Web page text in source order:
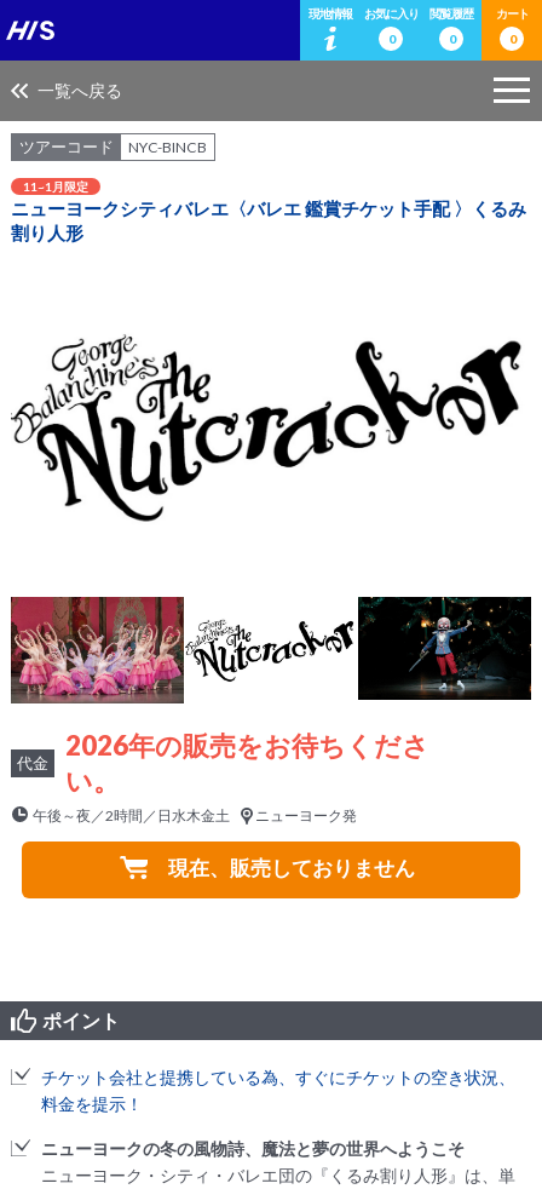
現地情報
お気に入り
0
閲覧履歴
0
カート
0
一覧へ戻る
ツアーコード NYC-BINCB
11~1月限定
ニューヨークシティバレエ〈バレエ 鑑賞チケット手配 〉くるみ
割り人形
代金
2026年の販売をお待ちくださ
い。
午後～夜／2時間／日水木金土 ニューヨーク発
現在、販売しておりません
ポイント
チケット会社と提携している為、すぐにチケットの空き状況、
料金を提示！
ニューヨークの冬の風物詩、魔法と夢の世界へようこそ
ニューヨーク・シティ・バレエ団の『くるみ割り人形』は、単